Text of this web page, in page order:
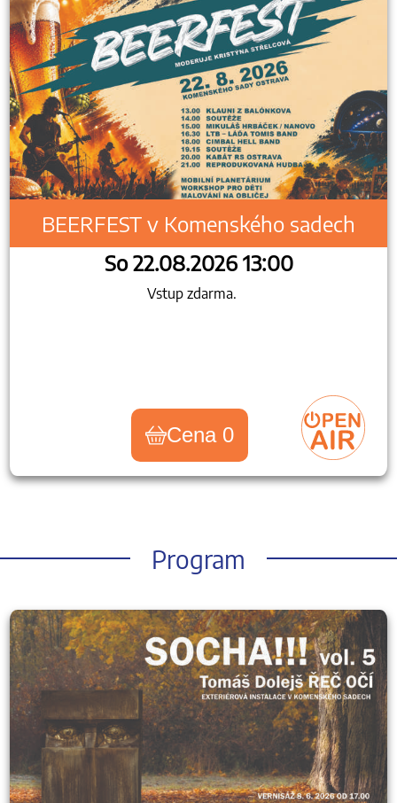
BEERFEST v Komenského sadech
So 22.08.2026 13:00
Vstup zdarma.
Cena 0
Program